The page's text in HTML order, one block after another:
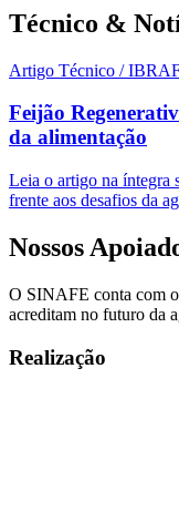
Técnico &
Artigo Técnico /
Feijão
da alimentação
Leia o artigo na íntegra
frente aos desafios da
Nossos
O SINAFE conta com o
acreditam no futuro da
Realização